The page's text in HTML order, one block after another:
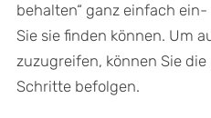
behalten“ ganz einfach
Sie sie finden können. Um
zuzugreifen, können Sie
Schritte befolgen.